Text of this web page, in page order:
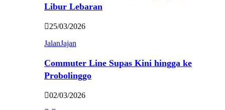
Libur Lebaran
25/03/2026
JalanJajan
Commuter Line Supas Kini hingga ke
Probolinggo
02/03/2026